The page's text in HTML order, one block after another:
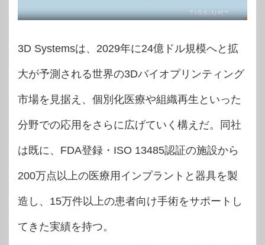
3D Systemsは、2029年に24億ドル規模へと拡
大が予測される世界の3Dバイオプリンティング
市場を見据え、個別化医療や組織再生といった
分野での応用をさらに広げていく構えだ。同社
は既に、FDA登録・ISO 13485認証の施設から
200万点以上の医療用インプラントと器具を製
造し、15万件以上の患者向け手術をサポートし
てきた実績を持つ。